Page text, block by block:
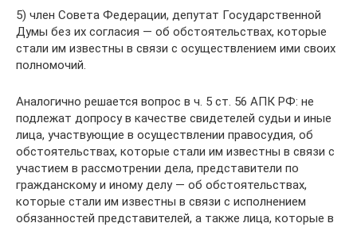
5) член Совета Федерации, депутат Государственной
Думы без их согласия — об обстоятельствах, которые
стали им известны в связи с осуществлением ими своих
полномочий.
Аналогично решается вопрос в ч. 5 ст. 56 АПК РФ: не
подлежат допросу в качестве свидетелей судьи и иные
лица, участвующие в осуществлении правосудия, об
обстоятельствах, которые стали им известны в связи с
участием в рассмотрении дела, представители по
гражданскому и иному делу — об обстоятельствах,
которые стали им известны в связи с исполнением
обязанностей представителей, а также лица, которые в